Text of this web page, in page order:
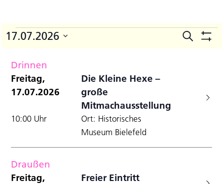
Veranstaltungen
für
Freitag,
17.07.2026
Suche
17.07.2026
wählen.
Drinnen
Freitag,
17.07.2026
Die Kleine Hexe –
große
Mitmachausstellung
10:00 Uhr
Ort: Historisches
Museum Bielefeld
Draußen
Freitag,
Freier Eintritt